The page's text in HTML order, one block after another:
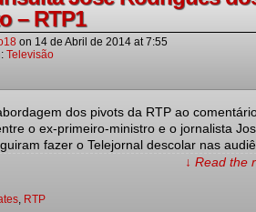
– RTP1
on 14 de Abril de 2014 at7:55
Televisão
dos pivots da RTP ao
o ex-primeiro-ministro e o jornalista
fazer o Telejornal descolar nas
↓ Read the
, RTP